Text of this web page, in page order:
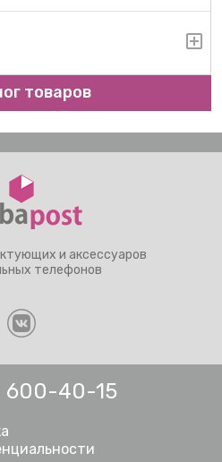
товаров
и аксессуаров
телефонов
600-40-15